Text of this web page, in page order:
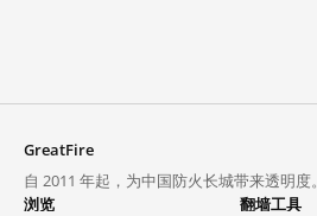
GreatFire
自 2011 年起，为中国防火长城带来透明度。
浏览
翻墙工具